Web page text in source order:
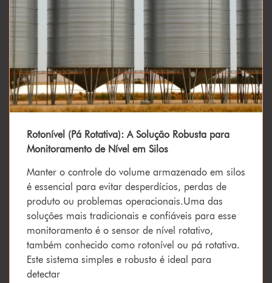
Rotonível (Pá Rotativa): A Solução Robusta para
Monitoramento de Nível em Silos
Manter o controle do volume armazenado em silos
é essencial para evitar desperdícios, perdas de
produto ou problemas operacionais.Uma das
soluções mais tradicionais e confiáveis para esse
monitoramento é o sensor de nível rotativo,
também conhecido como rotonível ou pá rotativa.
Este sistema simples e robusto é ideal para
detectar